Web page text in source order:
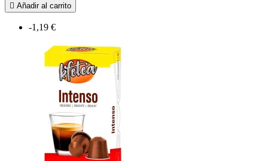
 Añadir al carrito
-1,19 €